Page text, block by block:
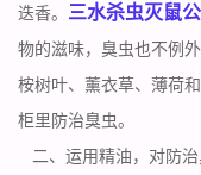
迭香。 三水杀虫灭鼠
物的滋味，臭虫也不例
桉树叶、薰衣草、薄荷
柜里防治臭虫。
二、运用精油，对防